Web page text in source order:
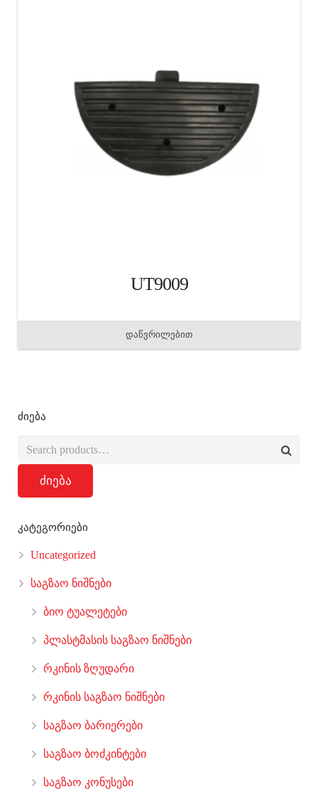
UT9009
დაწვრილებით
ძიება
ძიება
კატეგორიები
Uncategorized
საგზაო ნიშნები
ბიო ტუალეტები
პლასტმასის საგზაო ნიშნები
რკინის ზღუდარი
რკინის საგზაო ნიშნები
საგზაო ბარიერები
საგზაო ბოძკინტები
საგზაო კონუსები